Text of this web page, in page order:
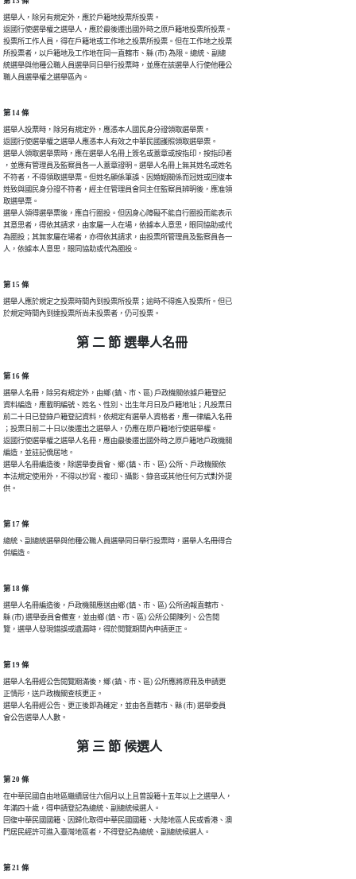
選舉人，除另有規定外，應於戶籍地投票所投票。
返國行使選舉權之選舉人，應於最後遷出國外時之原戶籍地投票所投票。
投票所工作人員，得在戶籍地或工作地之投票所投票。但在工作地之投票
所投票者，以戶籍地及工作地在同一直轄市、縣 (市) 為限。總統、副總
統選舉與他種公職人員選舉同日舉行投票時，並應在該選舉人行使他種公
職人員選舉權之選舉區內。
第 14 條
選舉人投票時，除另有規定外，應憑本人國民身分證領取選舉票。
返國行使選舉權之選舉人應憑本人有效之中華民國護照領取選舉票。
選舉人領取選舉票時，應在選舉人名冊上簽名或蓋章或按指印，按指印者
，並應有管理員及監察員各一人蓋章證明。選舉人名冊上無其姓名或姓名
不符者，不得領取選舉票。但姓名顯係筆誤、因婚姻關係而冠姓或回復本
姓致與國民身分證不符者，經主任管理員會同主任監察員辨明後，應准領
取選舉票。
選舉人領得選舉票後，應自行圈投。但因身心障礙不能自行圈投而能表示
其意思者，得依其請求，由家屬一人在場，依據本人意思，眼同協助或代
為圈投；其無家屬在場者，亦得依其請求，由投票所管理員及監察員各一
人，依據本人意思，眼同協助或代為圈投。
第 15 條
選舉人應於規定之投票時間內到投票所投票；逾時不得進入投票所。但已
於規定時間內到達投票所尚未投票者，仍可投票。
第 二 節 選舉人名冊
第 16 條
選舉人名冊，除另有規定外，由鄉 (鎮、市、區) 戶政機關依據戶籍登記
資料編造，應載明編號、姓名、性別、出生年月日及戶籍地址；凡投票日
前二十日已登錄戶籍登記資料，依規定有選舉人資格者，應一律編入名冊
；投票日前二十日以後遷出之選舉人，仍應在原戶籍地行使選舉權。
返國行使選舉權之選舉人名冊，應由最後遷出國外時之原戶籍地戶政機關
編造，並註記僑居地。
選舉人名冊編造後，除選舉委員會、鄉 (鎮、市、區) 公所、戶政機關依
本法規定使用外，不得以抄寫、複印、攝影、錄音或其他任何方式對外提
供。
第 17 條
總統、副總統選舉與他種公職人員選舉同日舉行投票時，選舉人名冊得合
併編造。
第 18 條
選舉人名冊編造後，戶政機關應送由鄉 (鎮、市、區) 公所函報直轄市、
縣 (市) 選舉委員會備查，並由鄉 (鎮、市、區) 公所公開陳列、公告閱
覽，選舉人發現錯誤或遺漏時，得於閱覽期間內申請更正。
第 19 條
選舉人名冊經公告閱覽期滿後，鄉 (鎮、市、區) 公所應將原冊及申請更
正情形，送戶政機關查核更正。
選舉人名冊經公告、更正後即為確定，並由各直轄市、縣 (市) 選舉委員
會公告選舉人人數。
第 三 節 候選人
第 20 條
在中華民國自由地區繼續居住六個月以上且曾設籍十五年以上之選舉人，
年滿四十歲，得申請登記為總統、副總統候選人。
回復中華民國國籍、因歸化取得中華民國國籍、大陸地區人民或香港、澳
門居民經許可進入臺灣地區者，不得登記為總統、副總統候選人。
第 21 條